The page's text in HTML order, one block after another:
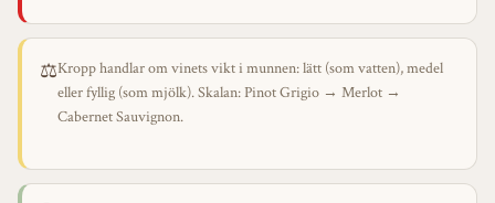
⚖️Kropp handlar om vinets vikt i munnen: lätt (som vatten), medel
eller fyllig (som mjölk). Skalan: Pinot Grigio → Merlot →
Cabernet Sauvignon.